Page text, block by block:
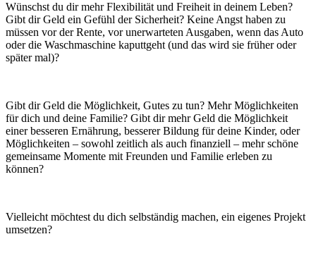
Wünschst du dir mehr Flexibilität und Freiheit in deinem Leben?
Gibt dir Geld ein Gefühl der Sicherheit? Keine Angst haben zu
müssen vor der Rente, vor unerwarteten Ausgaben, wenn das Auto
oder die Waschmaschine kaputtgeht (und das wird sie früher oder
später mal)?
Gibt dir Geld die Möglichkeit, Gutes zu tun? Mehr Möglichkeiten
für dich und deine Familie? Gibt dir mehr Geld die Möglichkeit
einer besseren Ernährung, besserer Bildung für deine Kinder, oder
Möglichkeiten – sowohl zeitlich als auch finanziell – mehr schöne
gemeinsame Momente mit Freunden und Familie erleben zu
können?
Vielleicht möchtest du dich selbständig machen, ein eigenes Projekt
umsetzen?